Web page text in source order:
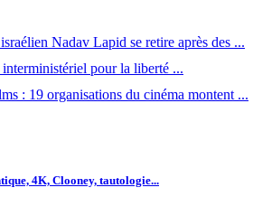
Nadav Lapid se retire après des ...
pour la liberté ...
: 19 organisations du cinéma montent ...
4K, Clooney, tautologie...